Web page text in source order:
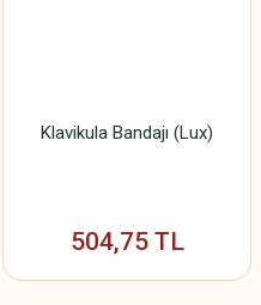
Klavikula Bandajı (Lux)
504,75 TL